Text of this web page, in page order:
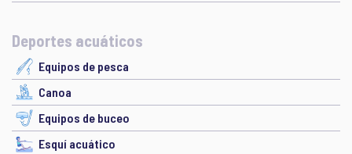
Deportes acuáticos
Equipos de pesca
Canoa
Equipos de buceo
Esquí acuático